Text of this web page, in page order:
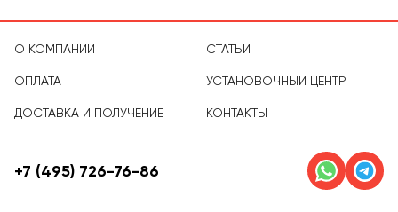
О КОМПАНИИ
ОПЛАТА
ДОСТАВКА И ПОЛУЧЕНИЕ
СТАТЬИ
УСТАНОВОЧНЫЙ ЦЕНТР
КОНТАКТЫ
+7 (495) 726-76-86